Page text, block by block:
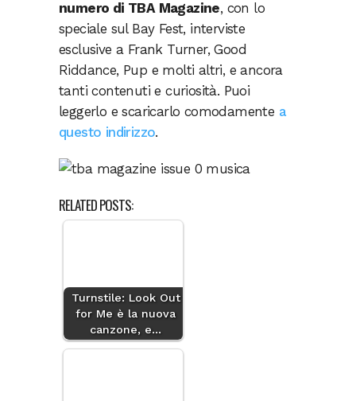
numero di TBA Magazine, con lo
speciale sul Bay Fest, interviste
esclusive a Frank Turner, Good
Riddance, Pup e molti altri, e ancora
tanti contenuti e curiosità. Puoi
leggerlo e scaricarlo comodamente a
questo indirizzo.
RELATED POSTS:
Turnstile: Look Out
for Me è la nuova
canzone, e…